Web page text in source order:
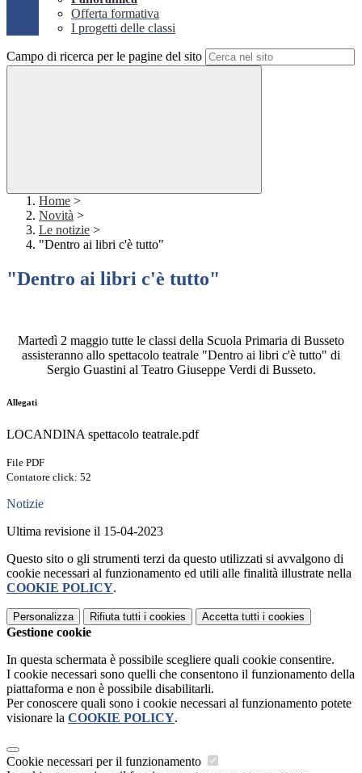
Offerta formativa
I progetti delle classi
Campo di ricerca per le pagine del sito
Home >
Novità >
Le notizie >
"Dentro ai libri c'è tutto"
"Dentro ai libri c'è tutto"
Martedì 2 maggio tutte le classi della Scuola Primaria di Busseto
assisteranno allo spettacolo teatrale "Dentro ai libri c'è tutto" di
Sergio Guastini al Teatro Giuseppe Verdi di Busseto.
Allegati
LOCANDINA spettacolo teatrale.pdf
File PDF
Contatore click: 52
Notizie
Ultima revisione il 15-04-2023
Questo sito o gli strumenti terzi da questo utilizzati si avvalgono di
cookie necessari al funzionamento ed utili alle finalità illustrate nella
COOKIE POLICY.
Personalizza Rifiuta tutti i cookies Accetta tutti i cookies
Gestione cookie
In questa schermata è possibile scegliere quali cookie consentire.
I cookie necessari sono quelli che consentono il funzionamento della
piattaforma e non è possibile disabilitarli.
Per conoscere quali sono i cookie necessari al funzionamento potete
visionare la COOKIE POLICY.
Cookie necessari per il funzionamento